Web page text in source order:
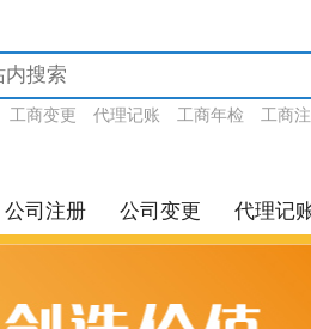
工商变更 代理记账 工商年检 工商
公司注册 公司变更 代理记